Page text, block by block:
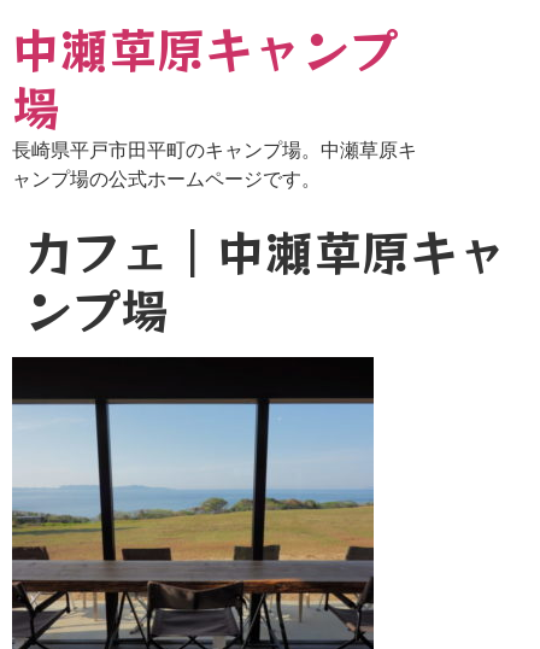
中瀬草原キャンプ
場
長崎県平戸市田平町のキャンプ場。中瀬草原キ
ャンプ場の公式ホームページです。
カフェ｜中瀬草原キャ
ンプ場